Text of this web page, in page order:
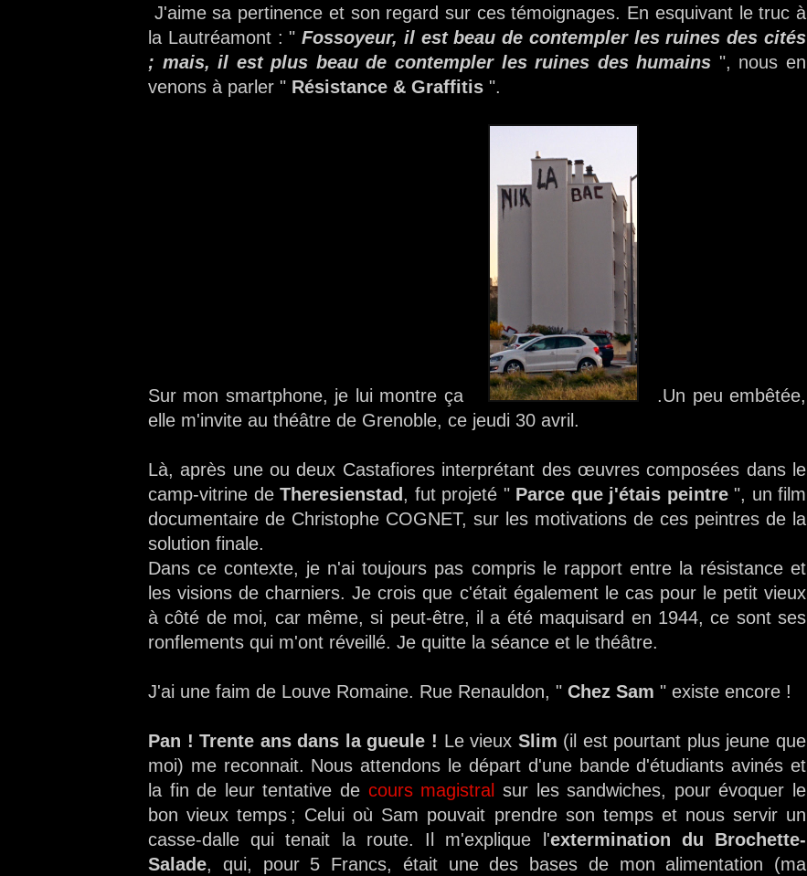
J'aime sa pertinence et son regard sur ces témoignages. En esquivant le truc à
la Lautréamont : "Fossoyeur, il est beau de contempler les ruines des cités
; mais, il est plus beau de contempler les ruines des humains ", nous en
venons à parler " Résistance & Graffitis ".
Sur mon smartphone, je lui montre ça
.Un peu embêtée,
elle m'invite au théâtre de Grenoble, ce jeudi 30 avril.
Là, après une ou deux Castafiores interprétant des œuvres composées dans le
camp-vitrine de Theresienstad, fut projeté " Parce que j'étais peintre", un film
documentaire de Christophe COGNET, sur les motivations de ces peintres de la
solution finale.
Dans ce contexte, je n'ai toujours pas compris le rapport entre la résistance et
les visions de charniers. Je crois que c'était également le cas pour le petit vieux
à côté de moi, car même, si peut-être, il a été maquisard en 1944, ce sont ses
ronflements qui m'ont réveillé. Je quitte la séance et le théâtre.
J'ai une faim de Louve Romaine. Rue Renauldon, " Chez Sam " existe encore !
Pan ! Trente ans dans la gueule ! Le vieux Slim (il est pourtant plus jeune que
moi) me reconnait. Nous attendons le départ d'une bande d'étudiants avinés et
la fin de leur tentative de cours magistral sur les sandwiches, pour évoquer le
bon vieux temps ; Celui où Sam pouvait prendre son temps et nous servir un
casse-dalle qui tenait la route. Il m'explique l'extermination du Brochette-
Salade, qui, pour 5 Francs, était une des bases de mon alimentation (ma